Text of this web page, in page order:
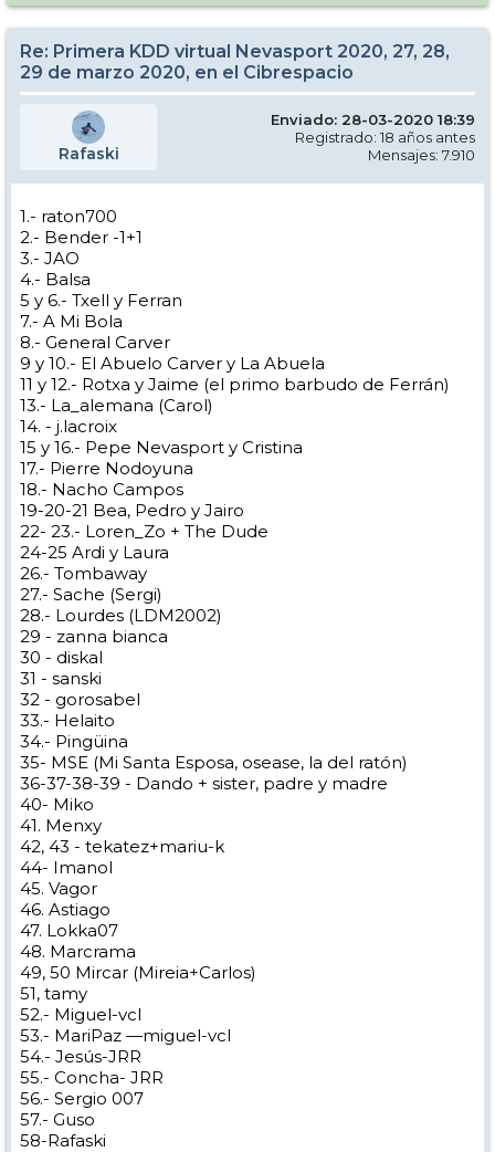
Re: Primera KDD virtual Nevasport 2020, 27, 28,
29 de marzo 2020, en el Cibrespacio
Rafaski
Enviado: 28-03-2020 18:39
Registrado: 18 años antes
Mensajes: 7.910
1.- raton700
2.- Bender -1+1
3.- JAO
4.- Balsa
5 y 6.- Txell y Ferran
7.- A Mi Bola
8.- General Carver
9 y 10.- El Abuelo Carver y La Abuela
11 y 12.- Rotxa y Jaime (el primo barbudo de Ferrán)
13.- La_alemana (Carol)
14. - j.lacroix
15 y 16.- Pepe Nevasport y Cristina
17.- Pierre Nodoyuna
18.- Nacho Campos
19-20-21 Bea, Pedro y Jairo
22- 23.- Loren_Zo + The Dude
24-25 Ardi y Laura
26.- Tombaway
27.- Sache (Sergi)
28.- Lourdes (LDM2002)
29 - zanna bianca
30 - diskal
31 - sanski
32 - gorosabel
33.- Helaito
34.- Pingüina
35- MSE (Mi Santa Esposa, osease, la del ratón)
36-37-38-39 - Dando + sister, padre y madre
40- Miko
41. Menxy
42, 43 - tekatez+mariu-k
44- Imanol
45. Vagor
46. Astiago
47. Lokka07
48. Marcrama
49, 50 Mircar (Mireia+Carlos)
51, tamy
52.- Miguel-vcl
53.- MariPaz —miguel-vcl
54.- Jesús-JRR
55.- Concha- JRR
56.- Sergio 007
57.- Guso
58-Rafaski